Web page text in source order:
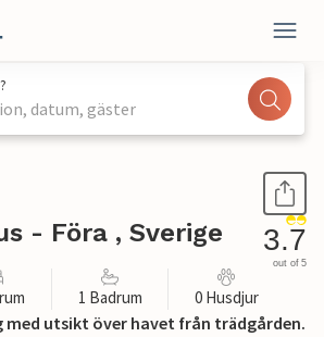
datum, gäster
- Föra , Sverige 3.7
out of 5
1 Badrum 0 Husdjur
med utsikt över havet från trädgården.